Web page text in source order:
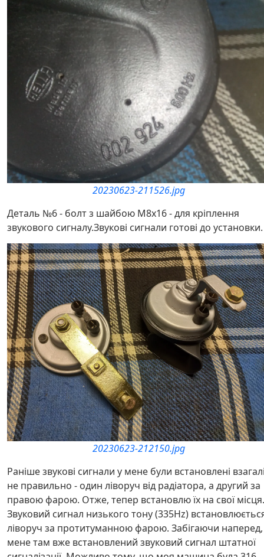
20230623-211526.jpg
Деталь №6 - болт з шайбою M8x16 - для кріплення
звукового сигналу.Звукові сигнали готові до установки.
20230623-212150.jpg
Раніше звукові сигнали у мене були встановлені
не правильно - один ліворуч від радіатора, а другий за
правою фарою. Отже, тепер встановлю їх на свої місця.
Звуковий сигнал низького тону (335Hz)
ліворуч за протитуманною фарою. Забігаючи наперед,
мене там вже встановлений звуковий сигнал штатної